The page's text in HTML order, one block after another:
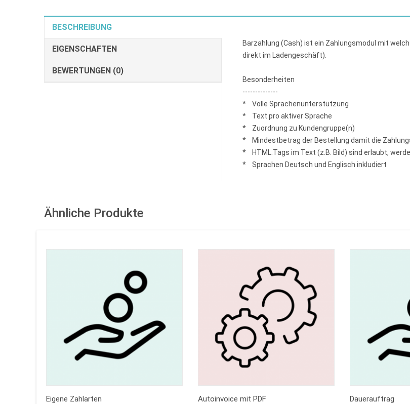
BESCHREIBUNG
EIGENSCHAFTEN
BEWERTUNGEN (0)
Barzahlung (Cash) ist ein Zahlungsmodul mit
direkt im Ladengeschäft).
Besonderheiten
--------------
* Volle Sprachenunterstützung
* Text pro aktiver Sprache
* Zuordnung zu Kundengruppe(n)
* Mindestbetrag der Bestellung damit die
* HTML.Tags im Text (z.B. Bild) sind erlaubt,
* Sprachen Deutsch und Englisch inkludiert
Ähnliche Produkte
Eigene Zahlarten Autoinvoice mit PDF Dauerauftrag